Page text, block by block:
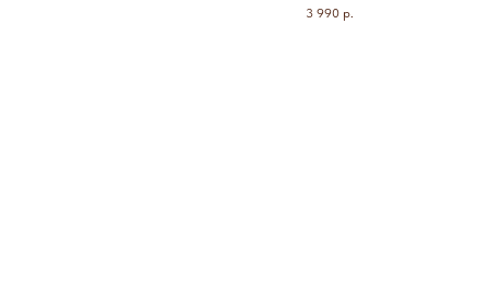
3 990 р.